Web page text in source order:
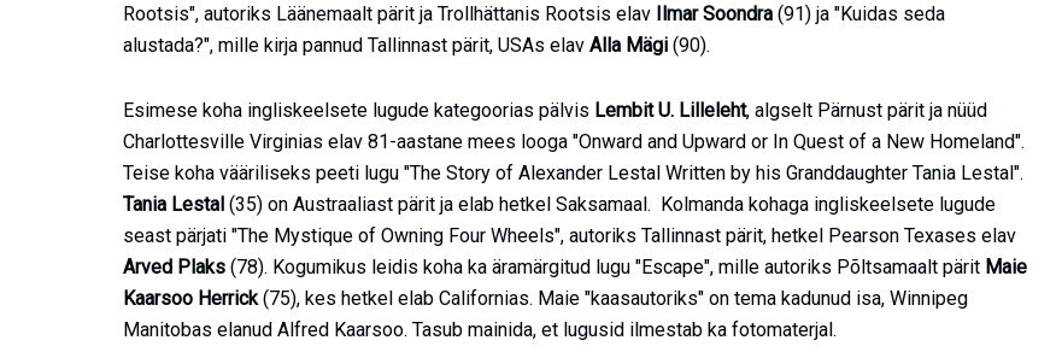
Rootsis", autoriks Läänemaalt pärit ja Trollhättanis Rootsis elav Ilmar Soondra (91) ja "Kuidas seda
alustada?", mille kirja pannud Tallinnast pärit, USAs elav Alla Mägi (90).
Esimese koha ingliskeelsete lugude kategoorias pälvis Lembit U. Lilleleht, algselt Pärnust pärit ja nüüd
Charlottesville Virginias elav 81-aastane mees looga "Onward and Upward or In Quest of a New Homeland".
Teise koha vääriliseks peeti lugu "The Story of Alexander Lestal Written by his Granddaughter Tania Lestal".
Tania Lestal (35) on Austraaliast pärit ja elab hetkel Saksamaal. Kolmanda kohaga ingliskeelsete lugude
seast pärjati "The Mystique of Owning Four Wheels", autoriks Tallinnast pärit, hetkel Pearson Texases elav
Arved Plaks (78). Kogumikus leidis koha ka äramärgitud lugu "Escape", mille autoriks Põltsamaalt pärit Maie
Kaarsoo Herrick(75), kes hetkel elab Californias. Maie "kaasautoriks" on tema kadunud isa, Winnipeg
Manitobas elanud Alfred Kaarsoo. Tasub mainida, et lugusid ilmestab ka fotomaterjal.